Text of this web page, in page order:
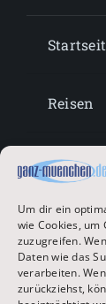
Um dir ein
wie Cookies,
zuzugreifen.
Daten wie das
verarbeiten.
zurückziehst,
Reisen
Lifestyle